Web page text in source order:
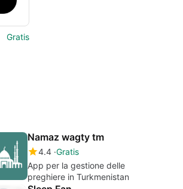
Gratis
Namaz wagty tm
4.4 Gratis
App per la gestione delle
preghiere in Turkmenistan